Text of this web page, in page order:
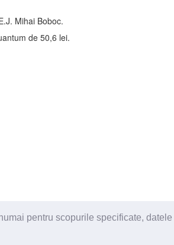
pentru scopurile specificate,
Mihai Boboc.
de 50,6 lei.